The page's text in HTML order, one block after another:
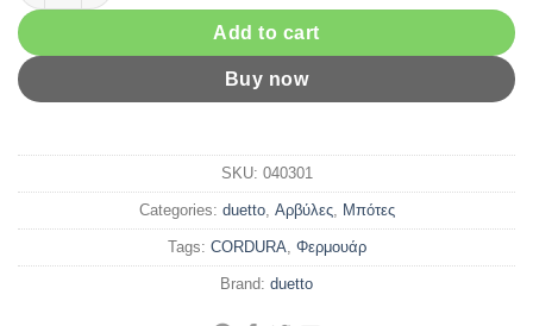
Add to cart
Buy now
SKU: 040301
Categories: duetto, Αρβύλες, Μπότες
Tags: CORDURA, Φερμουάρ
Brand: duetto